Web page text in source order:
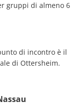
gruppi di almeno 6
di incontro è il
di Ottersheim.